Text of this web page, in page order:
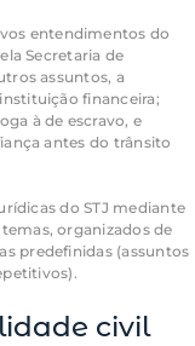
entendimentos do
Secretaria de
assuntos, a
financeira;
à de escravo, e
antes do trânsito
do STJ mediante
organizados de
predefinidas (assuntos
).
civil